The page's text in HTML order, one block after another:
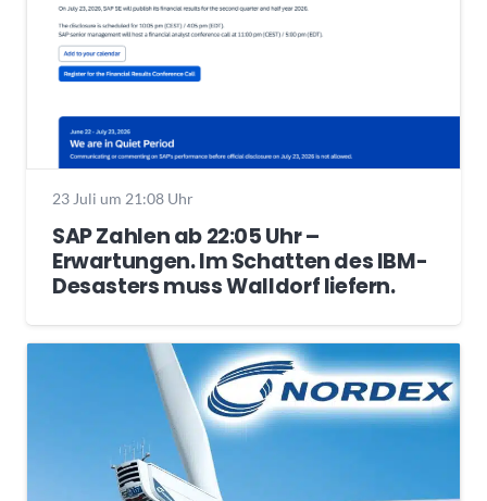
23 Juli um 21:08 Uhr
SAP Zahlen ab 22:05 Uhr –
Erwartungen. Im Schatten des IBM-
Desasters muss Walldorf liefern.